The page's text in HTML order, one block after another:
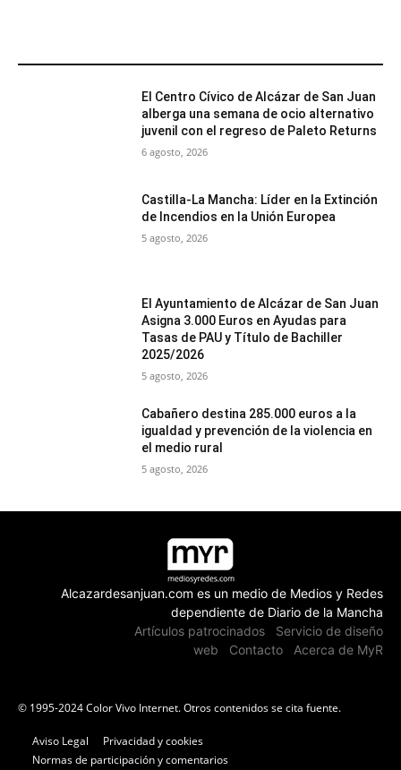
El Centro Cívico de Alcázar de San Juan
alberga una semana de ocio alternativo
juvenil con el regreso de Paleto Returns
6 agosto, 2026
Castilla-La Mancha: Líder en la Extinción
de Incendios en la Unión Europea
5 agosto, 2026
El Ayuntamiento de Alcázar de San Juan
Asigna 3.000 Euros en Ayudas para
Tasas de PAU y Título de Bachiller
2025/2026
5 agosto, 2026
Cabañero destina 285.000 euros a la
igualdad y prevención de la violencia en
el medio rural
5 agosto, 2026
Alcazardesanjuan.com es un medio de Medios y Redes
dependiente de Diario de la Mancha
Artículos patrocinados
Servicio de diseño
web
Contacto Acerca de MyR
© 1995-2024 Color Vivo Internet. Otros contenidos se cita fuente.
Aviso Legal
Privacidad y cookies
Normas de participación y comentarios